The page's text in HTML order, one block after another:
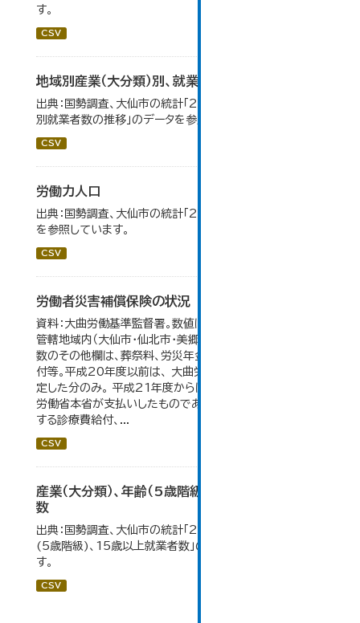
す。
CSV
地域別産業（大分類）別、就業者数
出典：国勢調査、大仙市の統計「2-8 地域別産業（大分類）
別就業者数の推移」のデータを参照しています。
CSV
労働力人口
出典：国勢調査、大仙市の統計「2-6 労働力人口」のデータ
を参照しています。
CSV
労働者災害補償保険の状況
資料：大曲労働基準監督署。数値は大曲労働基準監督署の
管轄地域内（大仙市・仙北市・美郷町）の合計。 保険給付件
数のその他欄は、葬祭料、労災年金受給者への介護補償給
付等。平成20年度以前は、 大曲労働基準監督署が支給決
定した分のみ。 平成21年度からは、業務集中化により厚生
労働省本省が支払いしたものであり、指定医療機関等に対
する診療費給付、...
CSV
産業（大分類）、年齢（5歳階級）、15歳以上就業者
数
出典：国勢調査、大仙市の統計「2-7 産業(大分類)、年齢
(5歳階級)、15歳以上就業者数」のデータを参照していま
す。
CSV